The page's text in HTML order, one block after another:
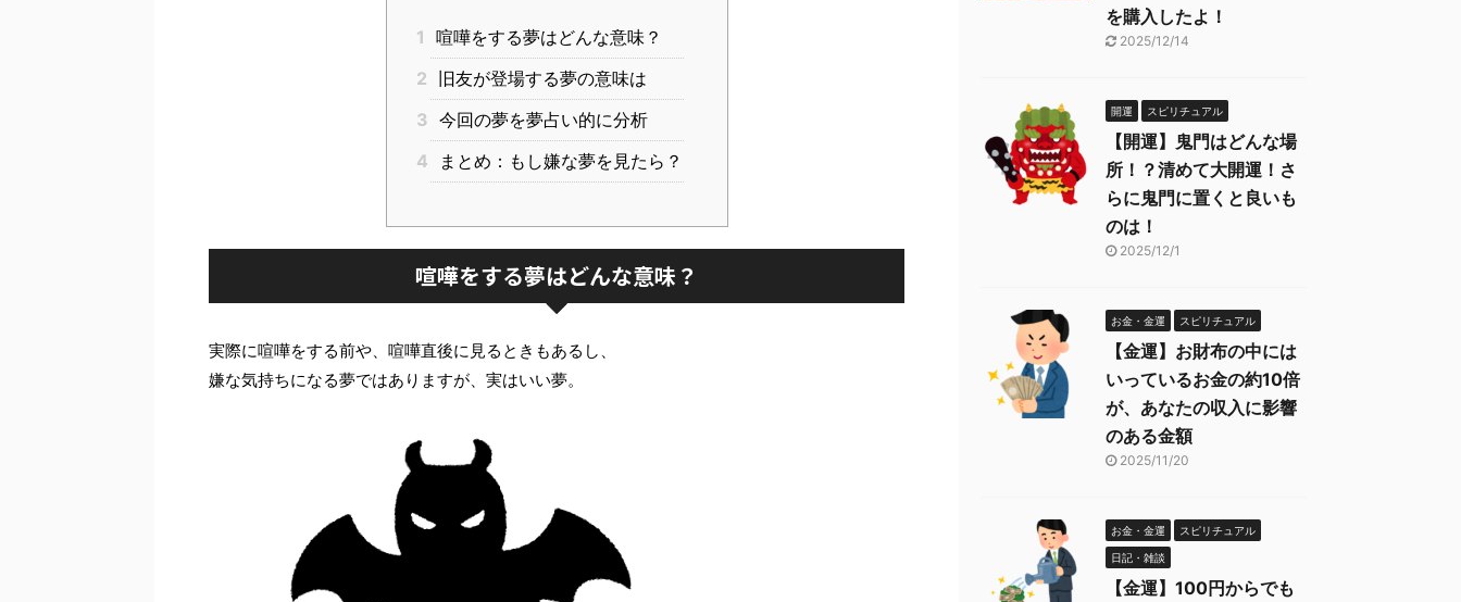
1 喧嘩をする夢はどんな意味？
2
旧友が登場する夢の意味は
3 今回の夢を夢占い的に分析
4
まとめ：もし嫌な夢を見たら？
喧嘩をする夢はどんな意味？
実際に喧嘩をする前や、喧嘩直後に見るときもあるし、
嫌な気持ちになる夢ではありますが、実はいい夢。
を購入したよ！
2025/12/14
開運 スピリチュアル
【開運】鬼門はどんな場
所！？清めて大開運！さ
らに鬼門に置くと良いも
のは！
2025/12/1
お金・金運 スピリチュアル
【金運】お財布の中には
いっているお金の約10倍
が、あなたの収入に影響
のある金額
2025/11/20
お金・金運 スピリチュアル
日記・雑談
【金運】100円からでも